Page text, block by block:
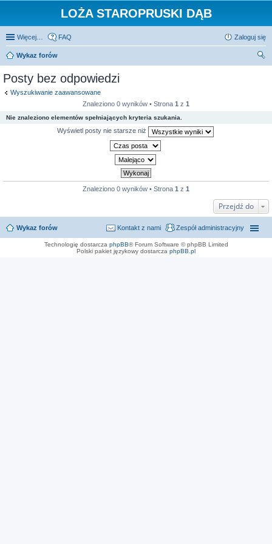
LOŻA STAROPRUSKI DĄB
Więcej… FAQ Zaloguj się
Wykaz forów
Posty bez odpowiedzi
Wyszukiwanie zaawansowane
Znaleziono 0 wyników • Strona 1 z 1
Nie znaleziono elementów spełniających kryteria szukania.
Wyświetl posty nie starsze niż
Znaleziono 0 wyników • Strona 1 z 1
Przejdź do
Wykaz forów Zespół administracyjny
Kontakt z nami
Technologię dostarcza phpBB® Forum Software © phpBB Limited
Polski pakiet językowy dostarcza phpBB.pl